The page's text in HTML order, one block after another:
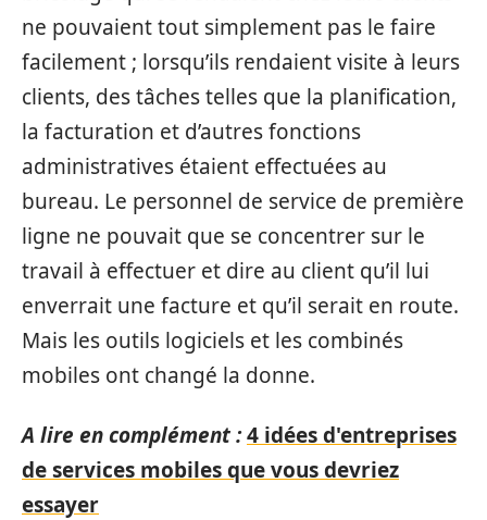
ne pouvaient tout simplement pas le faire
facilement ; lorsqu’ils rendaient visite à leurs
clients, des tâches telles que la planification,
la facturation et d’autres fonctions
administratives étaient effectuées au
bureau. Le personnel de service de première
ligne ne pouvait que se concentrer sur le
travail à effectuer et dire au client qu’il lui
enverrait une facture et qu’il serait en route.
Mais les outils logiciels et les combinés
mobiles ont changé la donne.
A lire en complément :4 idées d'entreprises
de services mobiles que vous devriez
essayer